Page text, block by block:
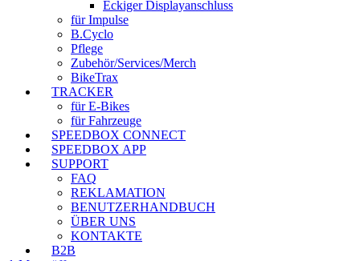
Eckiger Displayanschluss
für Impulse
B.Cyclo
Pflege
Zubehör/Services/Merch
BikeTrax
TRACKER
für E-Bikes
für Fahrzeuge
SPEEDBOX CONNECT
SPEEDBOX APP
SUPPORT
FAQ
REKLAMATION
BENUTZERHANDBUCH
ÜBER UNS
KONTAKTE
B2B